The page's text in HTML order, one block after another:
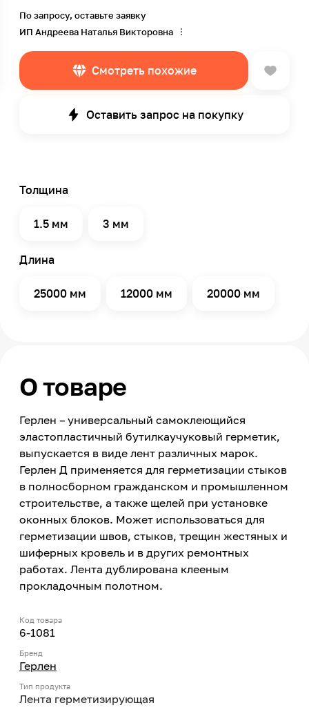
По запросу, оставьте заявку
ИП Андреева Наталья Викторовна
Смотреть похожие
Оставить запрос на покупку
Толщина
1.5 мм 3 мм
Длина
25000 мм 12000 мм 20000 мм
О товаре
Герлен – универсальный самоклеющийся
эластопластичный бутилкаучуковый герметик,
выпускается в виде лент различных марок.
Герлен Д применяется для герметизации стыков
в полносборном гражданском и промышленном
строительстве, а также щелей при установке
оконных блоков. Может использоваться для
герметизации швов, стыков, трещин жестяных и
шиферных кровель и в других ремонтных
работах. Лента дублирована клееным
прокладочным полотном.
Код товара
6-1081
Бренд
Герлен
Тип продукта
Лента герметизирующая